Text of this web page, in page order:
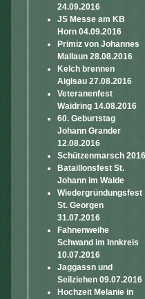
24.09.2016
JS Messe am KB
Horn 04.09.2016
Primiz von Johannes
Mallaun 28.08.2016
Kelch brennen
Aiglsau 27.08.2016
Veteranenfest
Waidring 14.08.2016
60. Geburtstag
Johann Grander
12.08.2016
Schützenmarsch 2016
Bataillonsfest St.
Johann im Walde
Wiedergründungsfest
St. Georgen
31.07.2016
Fahnenweihe
Schwand im Innkreis
10.07.2016
Jaggassn und
Seilziehen 09.07.2016
Hochzeit Melanie in